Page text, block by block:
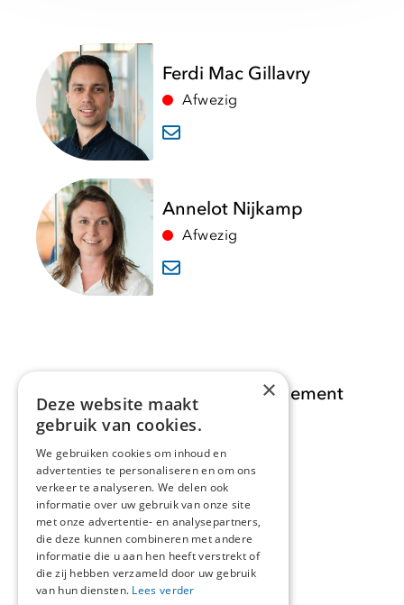
Ferdi Mac Gillavry
Afwezig
Annelot Nijkamp
Afwezig
Opdracht Informatiemanagement
Opdrachten
Actueel
Over ons
Contact
×
Deze website maakt
gebruik van cookies.
We gebruiken cookies om inhoud en
advertenties te personaliseren en om ons
verkeer te analyseren. We delen ook
informatie over uw gebruik van onze site
met onze advertentie- en analysepartners,
die deze kunnen combineren met andere
informatie die u aan hen heeft verstrekt of
die zij hebben verzameld door uw gebruik
van hun diensten. Lees verder